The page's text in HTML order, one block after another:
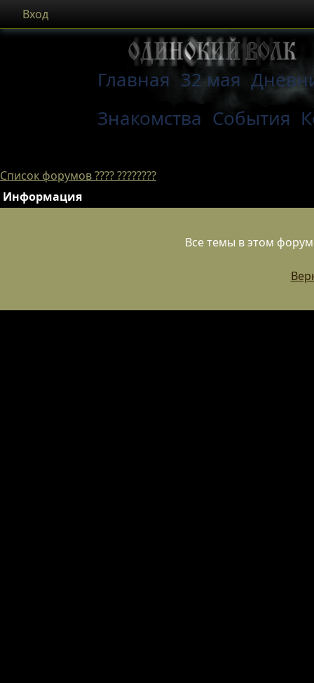
Вход
Главная 32 мая
Знакомства События
Список форумов ???? ????????
Информация
Все темы в этом